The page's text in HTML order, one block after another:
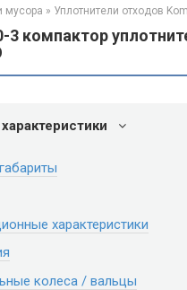
мусора » Уплотнители отходов
3 компактор
характеристики
колеса / вальцы